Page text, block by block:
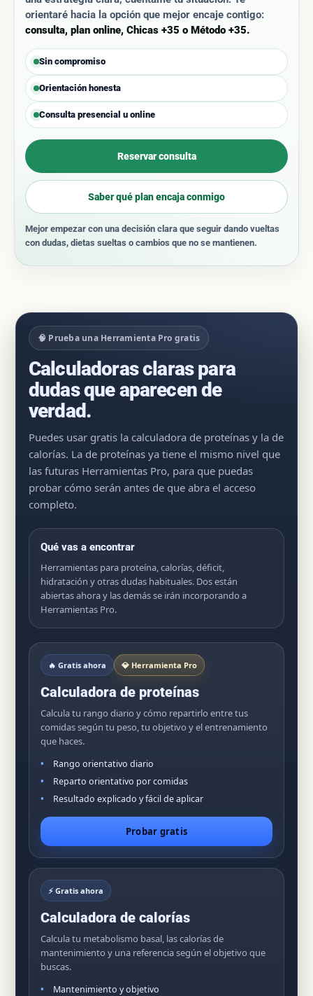
orientaré hacia la opción que mejor encaje contigo:
consulta, plan online, Chicas +35 o Método +35.
Sin compromiso
Orientación honesta
Consulta presencial u online
Reservar consulta
Saber qué plan encaja conmigo
Mejor empezar con una decisión clara que seguir dando vueltas
con dudas, dietas sueltas o cambios que no se mantienen.
🧠 Prueba una Herramienta Pro gratis
Calculadoras claras para
dudas que aparecen de
verdad.
Puedes usar gratis la calculadora de proteínas y la de
calorías. La de proteínas ya tiene el mismo nivel que
las futuras Herramientas Pro, para que puedas
probar cómo serán antes de que abra el acceso
completo.
Qué vas a encontrar
Herramientas para proteína, calorías, déficit,
hidratación y otras dudas habituales. Dos están
abiertas ahora y las demás se irán incorporando a
Herramientas Pro.
🔥 Gratis ahora 💎 Herramienta Pro
Calculadora de proteínas
Calcula tu rango diario y cómo repartirlo entre tus
comidas según tu peso, tu objetivo y el entrenamiento
que haces.
Rango orientativo diario
Reparto orientativo por comidas
Resultado explicado y fácil de aplicar
Probar gratis
⚡ Gratis ahora
Calculadora de calorías
Calcula tu metabolismo basal, las calorías de
mantenimiento y una referencia según el objetivo que
buscas.
Mantenimiento y objetivo